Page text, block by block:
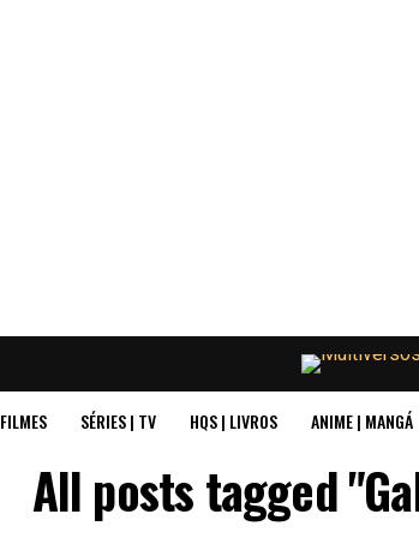
FILMES SÉRIES | TV HQS | LIVROS ANIME | MANGÁ
All posts tagged